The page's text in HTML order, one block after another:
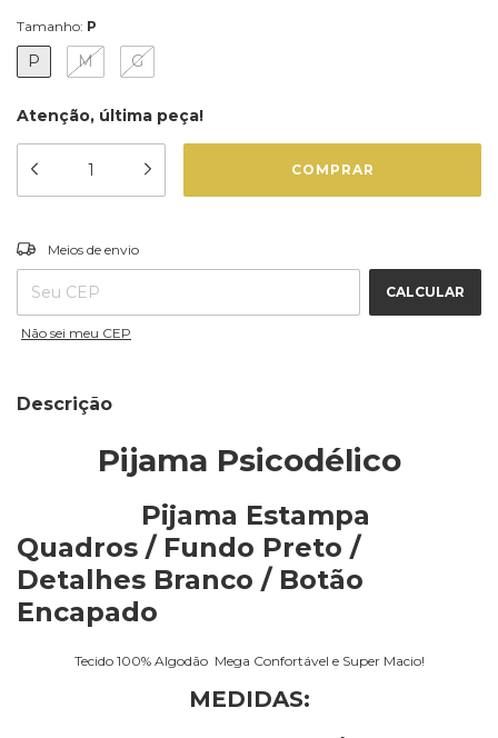
Tamanho: P
P M G
Atenção, última peça!
Entregas para o CEP:
Meios de envio
CALCULAR
Não sei meu CEP
Descrição
Pijama Psicodélico
Pijama Estampa
Quadros / Fundo Preto /
Detalhes Branco / Botão
Encapado
Tecido 100% Algodão Mega Confortável e Super Macio!
MEDIDAS: